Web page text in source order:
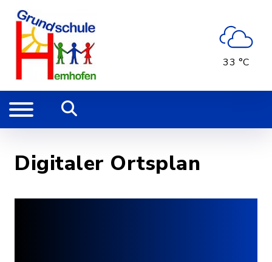
33 °C
Digitaler Ortsplan